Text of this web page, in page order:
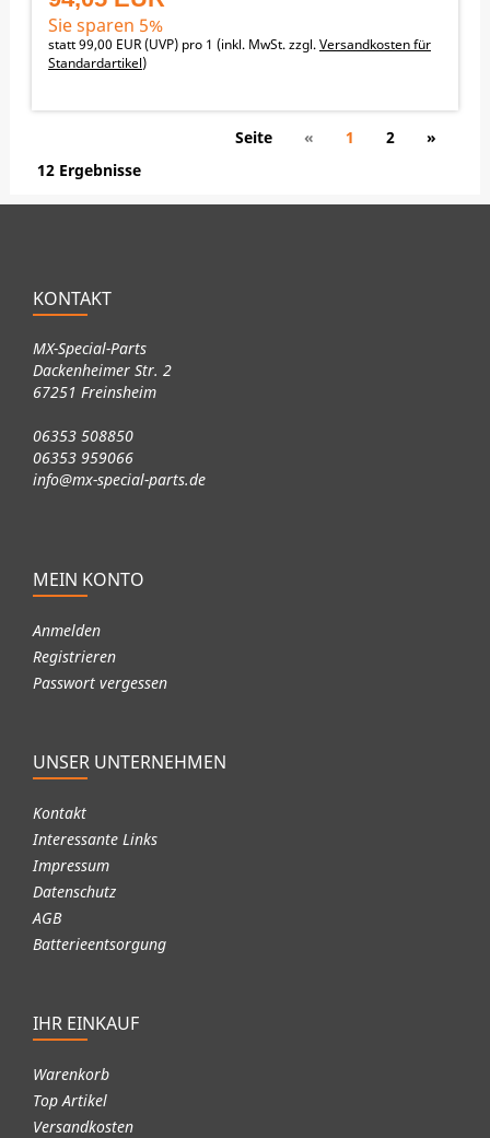
Sie sparen 5%
statt99,00 EUR(UVP) pro 1 (inkl. MwSt. zzgl.Versandkosten für
Standardartikel)
Seite « 1 2
»
12 Ergebnisse
KONTAKT
MX-Special-Parts
Dackenheimer Str. 2
67251 Freinsheim
06353 508850
06353 959066
info@mx-special-parts.de
MEIN KONTO
Anmelden
Registrieren
Passwort vergessen
UNSER UNTERNEHMEN
Kontakt
Interessante Links
Impressum
Datenschutz
AGB
Batterieentsorgung
IHR EINKAUF
Warenkorb
Top Artikel
Versandkosten